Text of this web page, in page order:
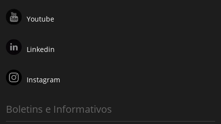
Youtube
Linkedin
Instagram
Boletins e Informativos